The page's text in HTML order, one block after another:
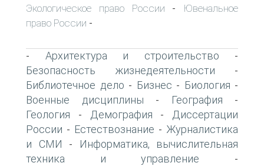
Экологическое право России -
Ювенальное
право России -
- Архитектура и строительство -
Безопасность жизнедеятельности -
Библиотечное дело - Бизнес - Биология -
Военные дисциплины - География -
Геология - Демография -
Диссертации
России - Естествознание - Журналистика
и СМИ -
Информатика, вычислительная
техника и управление -